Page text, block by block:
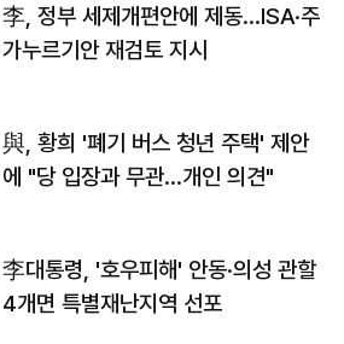
李, 정부 세제개편안에 제동…ISA·주
가누르기안 재검토 지시
與, 황희 '폐기 버스 청년 주택' 제안
에 "당 입장과 무관…개인 의견"
李대통령, '호우피해' 안동·의성 관할
4개면 특별재난지역 선포